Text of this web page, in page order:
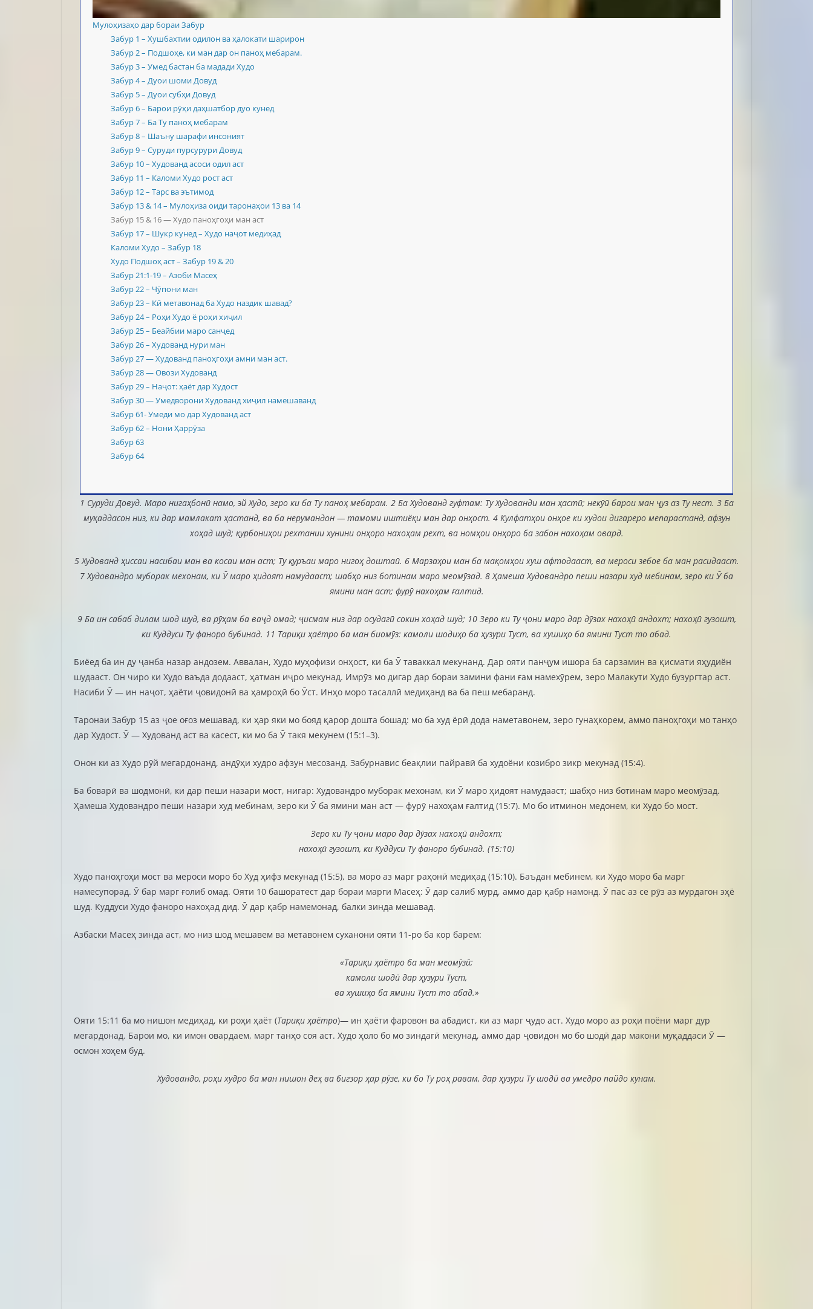
Мулоҳизаҳо дар бораи Забур
Забур 1 – Хушбахтии одилон ва ҳалокати шарирон
Забур 2 – Подшоҳе, ки ман дар он паноҳ мебарам.
Забур 3 – Умед бастан ба мадади Худо
Забур 4 – Дуои шоми Довуд
Забур 5 – Дуои субҳи Довуд
Забур 6 – Барои рӯҳи даҳшатбор дуо кунед
Забур 7 – Ба Ту паноҳ мебарам
Забур 8 – Шаъну шарафи инсоният
Забур 9 – Суруди пурсурури Довуд
Забур 10 – Худованд асоси одил аст
Забур 11 – Каломи Худо рост аст
Забур 12 – Тарс ва эътимод
Забур 13 & 14 – Мулоҳиза оиди таронаҳои 13 ва 14
Забур 15 & 16 — Худо паноҳгоҳи ман аст
Забур 17 – Шукр кунед – Худо наҷот медиҳад
Каломи Худо – Забур 18
Худо Подшоҳ аст – Забур 19 & 20
Забур 21:1-19 – Азоби Масеҳ
Забур 22 – Чӯпони ман
Забур 23 – Кӣ метавонад ба Худо наздик шавад?
Забур 24 – Роҳи Худо ё роҳи хиҷил
Забур 25 – Беайбии маро санҷед
Забур 26 – Худованд нури ман
Забур 27 — Худованд паноҳгоҳи амни ман аст.
Забур 28 — Овози Худованд
Забур 29 – Наҷот: ҳаёт дар Худост
Забур 30 — Умедворони Худованд хиҷил намешаванд
Забур 61- Умеди мо дар Худованд аст
Забур 62 – Нони Ҳаррӯза
Забур 63
Забур 64
1 Суруди Довуд. Маро нигаҳбонӣ намо, эй Худо, зеро ки ба Ту паноҳ мебарам. 2 Ба Худованд гуфтам: Ту Худованди ман ҳастӣ; некӯӣ барои ман ҷуз аз Ту нест. 3 Ба
муқаддасон низ, ки дар мамлакат ҳастанд, ва ба нерумандон — тамоми иштиёқи ман дар онҳост. 4 Кулфатҳои онҳое ки худои дигареро мепарастанд, афзун
хоҳад шуд; қурбониҳои рехтании хунини онҳоро нахоҳам рехт, ва номҳои онҳоро ба забон нахоҳам овард.
5 Худованд ҳиссаи насибаи ман ва косаи ман аст; Ту қуръаи маро нигоҳ доштаӣ. 6 Марзаҳои ман ба мақомҳои хуш афтодааст, ва мероси зебое ба ман расидааст.
7 Худовандро муборак мехонам, ки Ӯ маро ҳидоят намудааст; шабҳо низ ботинам маро меомӯзад. 8 Ҳамеша Худовандро пеши назари худ мебинам, зеро ки Ӯ ба
ямини ман аст; фурӯ нахоҳам ғалтид.
9 Ба ин сабаб дилам шод шуд, ва рӯҳам ба ваҷд омад; ҷисмам низ дар осудагӣ сокин хоҳад шуд; 10 Зеро ки Ту ҷони маро дар дӯзах нахоҳӣ андохт; нахоҳӣ гузошт,
ки Куддуси Ту фаноро бубинад. 11 Тариқи ҳаётро ба ман биомӯз: камоли шодиҳо ба ҳузури Туст, ва хушиҳо ба ямини Туст то абад.
Биёед ба ин ду ҷанба назар андозем. Аввалан, Худо муҳофизи онҳост, ки ба Ӯ таваккал мекунанд. Дар ояти панҷум ишора ба сарзамин ва қисмати яҳудиён
шудааст. Он чиро ки Худо ваъда додааст, ҳатман иҷро мекунад. Имрӯз мо дигар дар бораи замини фани ғам намехӯрем, зеро Малакути Худо бузургтар аст.
Насиби Ӯ — ин наҷот, ҳаёти ҷовидонӣ ва ҳамроҳӣ бо Ӯст. Инҳо моро тасаллӣ медиҳанд ва ба пеш мебаранд.
Таронаи Забур 15 аз ҷое оғоз мешавад, ки ҳар яки мо бояд қарор дошта бошад: мо ба худ ёрӣ дода наметавонем, зеро гунаҳкорем, аммо паноҳгоҳи мо танҳо
дар Худост. Ӯ — Худованд аст ва касест, ки мо ба Ӯ такя мекунем (15:1–3).
Онон ки аз Худо рӯй мегардонанд, андӯҳи худро афзун месозанд. Забурнавис беақлии пайравӣ ба худоёни козибро зикр мекунад (15:4).
Ба боварӣ ва шодмонӣ, ки дар пеши назари мост, нигар: Худовандро муборак мехонам, ки Ӯ маро ҳидоят намудааст; шабҳо низ ботинам маро меомӯзад.
Ҳамеша Худовандро пеши назари худ мебинам, зеро ки Ӯ ба ямини ман аст — фурӯ нахоҳам ғалтид (15:7). Мо бо итминон медонем, ки Худо бо мост.
Зеро ки Ту ҷони маро дар дӯзах нахоҳӣ андохт;
нахоҳӣ гузошт, ки Куддуси Ту фаноро бубинад. (15:10)
Худо паноҳгоҳи мост ва мероси моро бо Худ ҳифз мекунад (15:5), ва моро аз марг раҳонӣ медиҳад (15:10). Баъдан мебинем, ки Худо моро ба марг
намесупорад. Ӯ бар марг ғолиб омад. Ояти 10 башоратест дар бораи марги Масеҳ: Ӯ дар салиб мурд, аммо дар қабр намонд. Ӯ пас аз се рӯз аз мурдагон эҳё
шуд. Куддуси Худо фаноро нахоҳад дид. Ӯ дар қабр намемонад, балки зинда мешавад.
Азбаски Масеҳ зинда аст, мо низ шод мешавем ва метавонем суханони ояти 11-ро ба кор барем:
«Тариқи ҳаётро ба ман меомӯзӣ;
камоли шодӣ дар ҳузури Туст,
ва хушиҳо ба ямини Туст то абад.»
Ояти 15:11 ба мо нишон медиҳад, ки роҳи ҳаёт (Тариқи ҳаётро)— ин ҳаёти фаровон ва абадист, ки аз марг ҷудо аст. Худо моро аз роҳи поёни марг дур
мегардонад. Барои мо, ки имон овардаем, марг танҳо соя аст. Худо ҳоло бо мо зиндагӣ мекунад, аммо дар ҷовидон мо бо шодӣ дар макони муқаддаси Ӯ —
осмон хоҳем буд.
Худовандо, роҳи худро ба ман нишон деҳ ва бигзор ҳар рӯзе, ки бо Ту роҳ равам, дар ҳузури Ту шодӣ ва умедро пайдо кунам.